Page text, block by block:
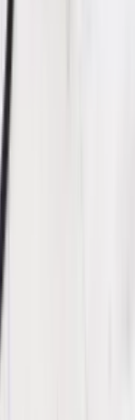
W164
R
3
(2005-